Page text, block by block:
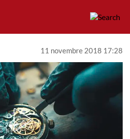
11 novembre 2018 17:28